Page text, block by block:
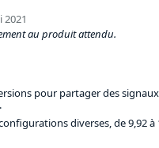
2021
au produit attendu.
pour partager des
diverses, de 9,92 à